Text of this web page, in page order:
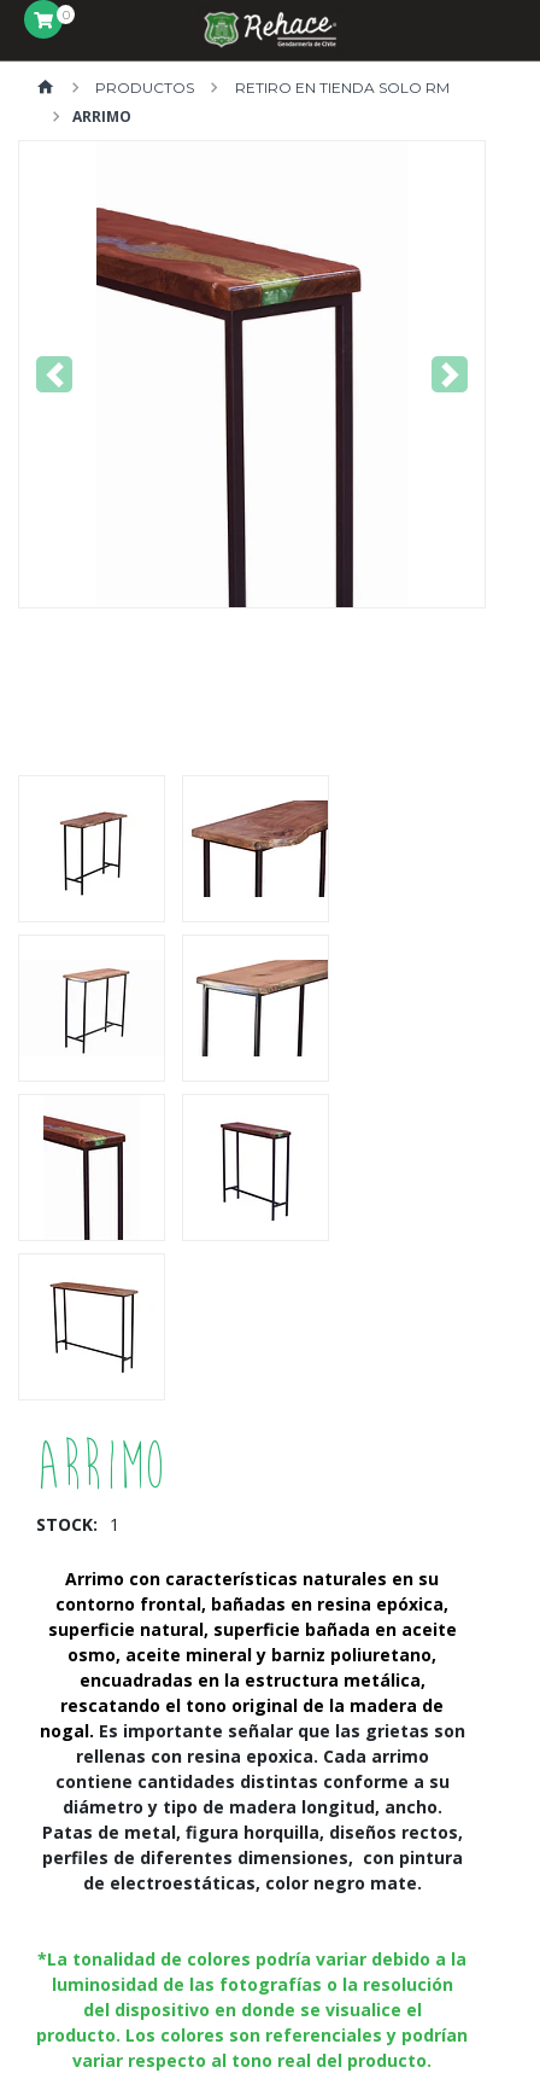
0
PRODUCTOS RETIRO EN TIENDA SOLO RM
ARRIMO
Previous Next
Arrimo
STOCK: 1
Arrimo con características naturales en su
contorno frontal, bañadas en resina epóxica,
superficie natural, superficie bañada en aceite
osmo, aceite mineral y barniz poliuretano,
encuadradas en la estructura metálica,
rescatando el tono original de la madera de
nogal. Es importante señalar que las grietas son
rellenas con resina epoxica. Cada arrimo
contiene cantidades distintas conforme a su
diámetro y tipo de madera longitud, ancho.
Patas de metal, figura horquilla, diseños rectos,
perfiles de diferentes dimensiones, con pintura
de electroestáticas, color negro mate.
*La tonalidad de colores podría variar debido a la
luminosidad de las fotografías o la resolución
del dispositivo en donde se visualice el
producto. Los colores son referenciales y podrían
variar respecto al tono real del producto.